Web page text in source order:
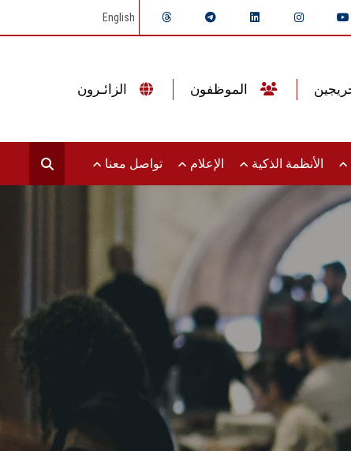
English
الأنظمة الذكية الإعلام تواصل معنا